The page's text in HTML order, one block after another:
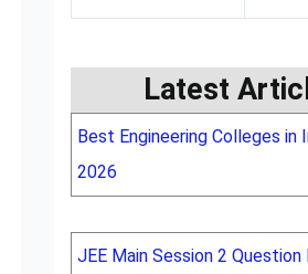
Latest
Best Engineering Colleges in
2026
JEE Main Session 2